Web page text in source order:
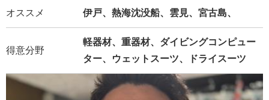
オススメ 伊戸、熱海沈没船、雲見、宮古島、
得意分野
軽器材、重器材、ダイビングコンピュー
ター、ウェットスーツ、ドライスーツ